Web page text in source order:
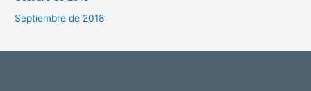
Septiembre de 2018